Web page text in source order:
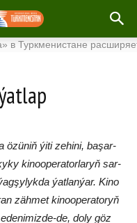
расширяет свой
özü­niň ýi­ti ze­hi­ni, ba­şar­
ki­noo­pe­ra­tor­la­ryň sar­
ýat­lan­ýar. Ki­no
zäh­met ki­noo­pe­ra­to­ryň
de, do­ly göz